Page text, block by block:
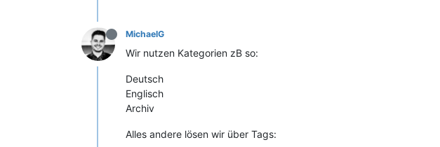
MichaelG
Wir nutzen Kategorien zB so:
Deutsch
Englisch
Archiv
Alles andere lösen wir über Tags: